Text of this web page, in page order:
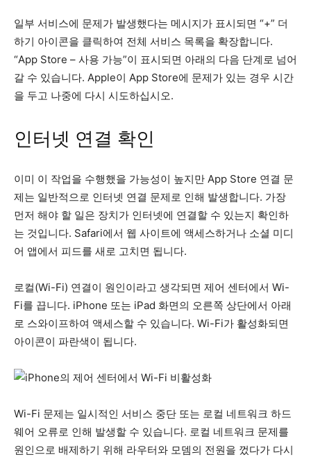
일부 서비스에 문제가 발생했다는 메시지가 표시되면 “+” 더
하기 아이콘을 클릭하여 전체 서비스 목록을 확장합니다.
“App Store – 사용 가능”이 표시되면 아래의 다음 단계로 넘어
갈 수 있습니다. Apple이 App Store에 문제가 있는 경우 시간
을 두고 나중에 다시 시도하십시오.
인터넷 연결 확인
이미 이 작업을 수행했을 가능성이 높지만 App Store 연결 문
제는 일반적으로 인터넷 연결 문제로 인해 발생합니다. 가장
먼저 해야 할 일은 장치가 인터넷에 연결할 수 있는지 확인하
는 것입니다. Safari에서 웹 사이트에 액세스하거나 소셜 미디
어 앱에서 피드를 새로 고치면 됩니다.
로컬(Wi-Fi) 연결이 원인이라고 생각되면 제어 센터에서 Wi-
Fi를 끕니다. iPhone 또는 iPad 화면의 오른쪽 상단에서 아래
로 스와이프하여 액세스할 수 있습니다. Wi-Fi가 활성화되면
아이콘이 파란색이 됩니다.
Wi-Fi 문제는 일시적인 서비스 중단 또는 로컬 네트워크 하드
웨어 오류로 인해 발생할 수 있습니다. 로컬 네트워크 문제를
원인으로 배제하기 위해 라우터와 모뎀의 전원을 껐다가 다시